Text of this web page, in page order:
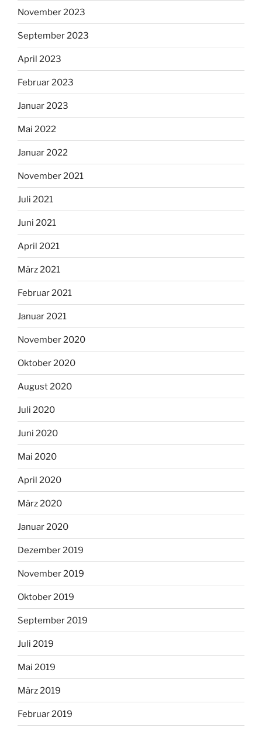
November 2023
September 2023
April 2023
Februar 2023
Januar 2023
Mai 2022
Januar 2022
November 2021
Juli 2021
Juni 2021
April 2021
März 2021
Februar 2021
Januar 2021
November 2020
Oktober 2020
August 2020
Juli 2020
Juni 2020
Mai 2020
April 2020
März 2020
Januar 2020
Dezember 2019
November 2019
Oktober 2019
September 2019
Juli 2019
Mai 2019
März 2019
Februar 2019